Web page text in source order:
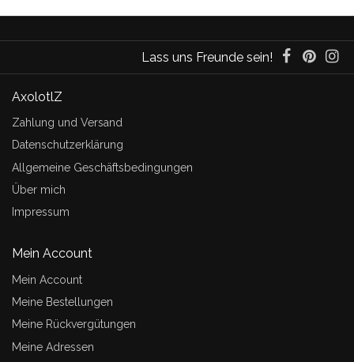
Lass uns Freunde sein!
AxolotlZ
Zahlung und Versand
Datenschutzerklärung
Allgemeine Geschäftsbedingungen
Über mich
Impressum
Mein Account
Mein Account
Meine Bestellungen
Meine Rückvergütungen
Meine Adressen